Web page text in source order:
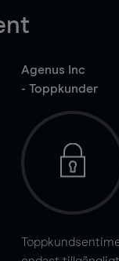
Agenus Inc
- Toppkunder